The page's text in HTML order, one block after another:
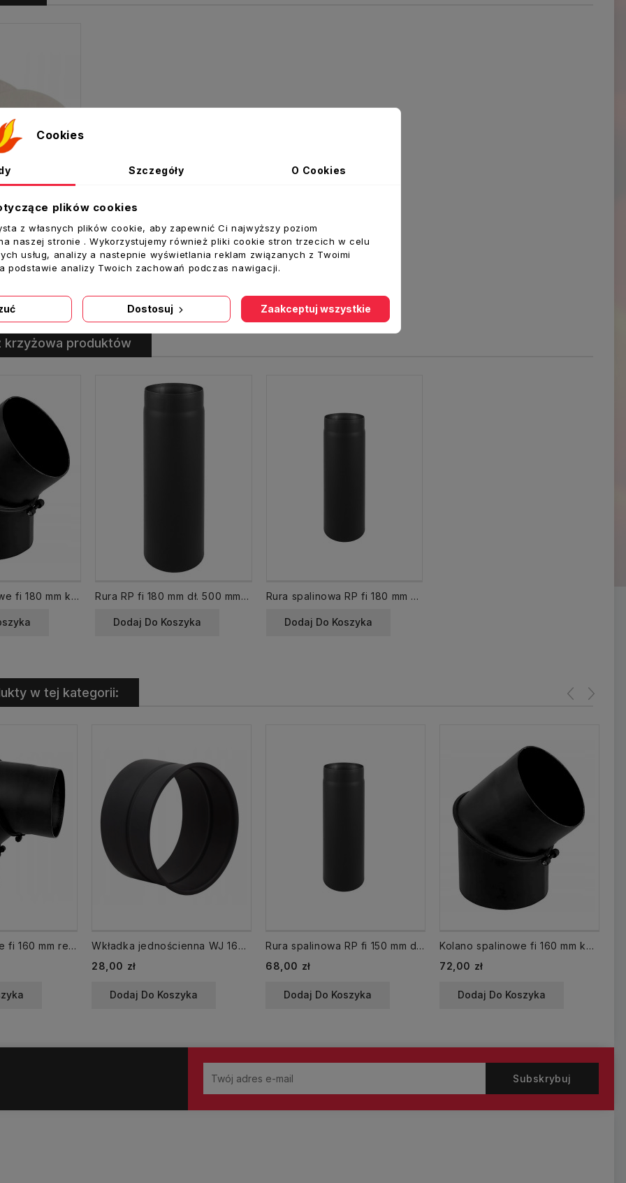
Uszczelka ceramiczna do kolan KNSR 2szt.
krzyżowa produktów
Kolano spalinowe fi 180 mm kąt 45 KNS180/45-CZ2 regulowane Rura RP fi 180 mm dł. 500 mm 0,5 m czarna spalinowa DARCO żaroodporna 180/500-CZ2
Dodaj Do Koszyka
Rura spalinowa RP fi 180 mm dł. 1000 mm CZ2
Dodaj Do Koszyka
w tej kategorii:
Kolano spalinowe fi 160 mm regulowane KNSR160/90-CZ2
Wkładka jednościenna WJ 160 CZ przejście przez ścianę
Cena
28,00 zł
Dodaj Do Koszyka
Rura spalinowa RP fi 150 mm dł. 500 mm CZ2
Cena
68,00 zł
Dodaj Do Koszyka
Kolano spalinowe fi 160 mm kąt 45 KNS160/45-CZ2 regulowane
Cena
72,00 zł
Dodaj Do Koszyka
Cookies
Szczegóły O Cookies
plików cookies
z własnych plików cookie, aby zapewnić Ci najwyższy poziom
naszej stronie . Wykorzystujemy również pliki cookie stron trzecich w celu
usług, analizy a nastepnie wyświetlania reklam związanych z Twoimi
podstawie analizy Twoich zachowań podczas nawigacji.
Dostosuj Zaakceptuj wszystkie